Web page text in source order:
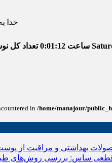
خدا به هر کی
ساعت 0:01:13تعداد کل
in /home/manajour/
بهداشتی و مراقبت از
ساس: بررسی روش‌های